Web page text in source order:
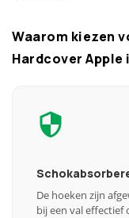
Waarom kiezen
Hardcover Apple
De hoeken zijn
bij een val effectief